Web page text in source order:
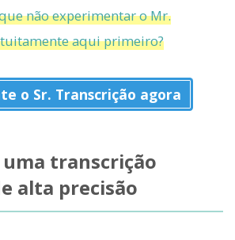
não experimentar o Mr.
aqui primeiro?
o Sr. Transcrição agora
uma transcrição
alta precisão